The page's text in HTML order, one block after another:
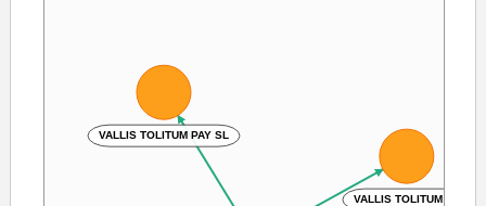
VALLIS TOLITUM SL
VALLIS TOLITUM PAY SL